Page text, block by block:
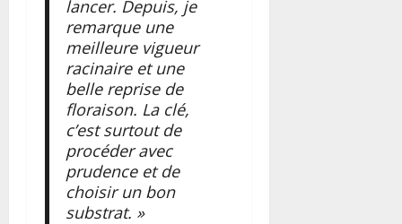
lancer. Depuis, je
remarque une
meilleure vigueur
racinaire et une
belle reprise de
floraison. La clé,
c’est surtout de
procéder avec
prudence et de
choisir un bon
substrat. »